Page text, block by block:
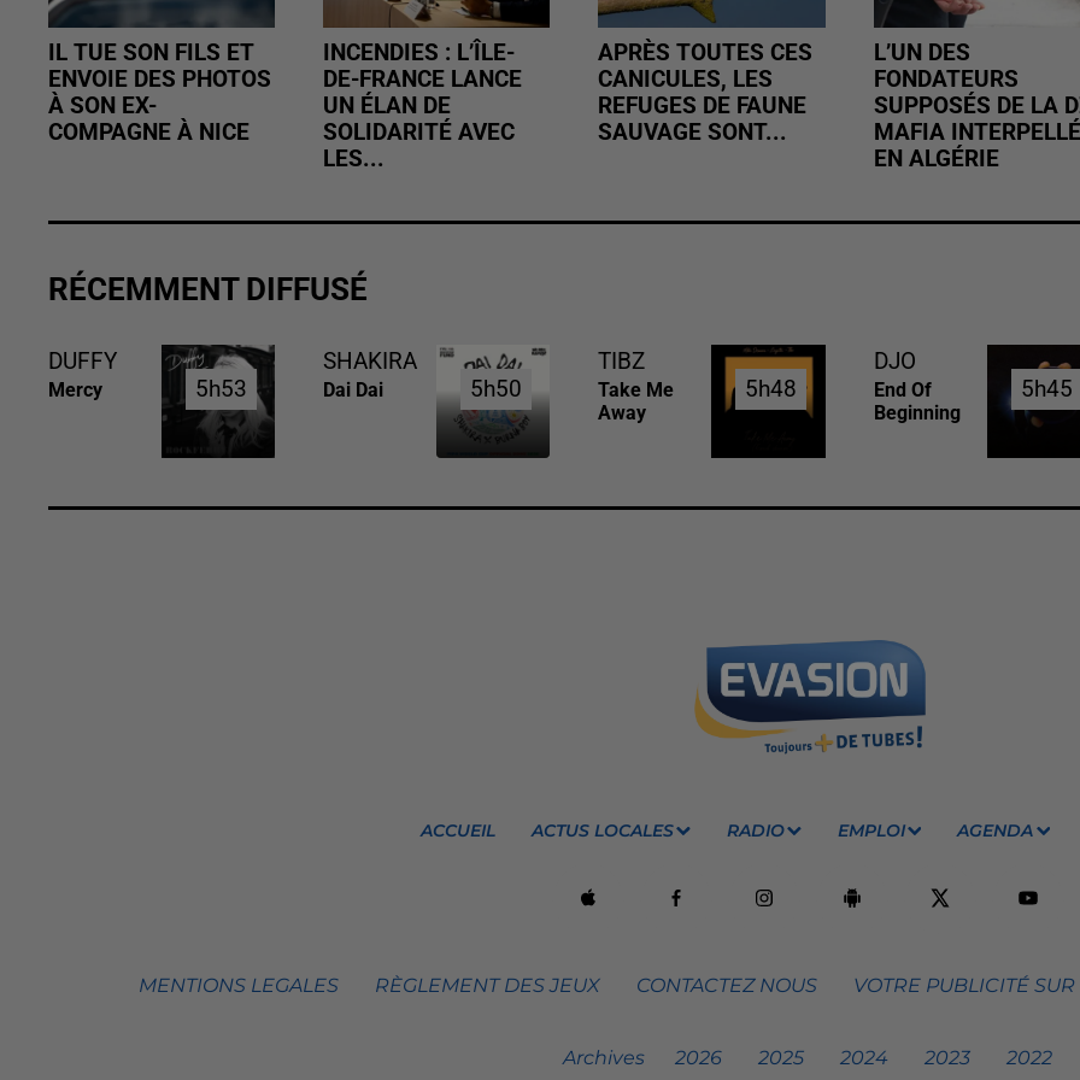
IL TUE SON FILS ET
ENVOIE DES PHOTOS
À SON EX-
COMPAGNE À NICE
INCENDIES : L’ÎLE-
DE-FRANCE LANCE
UN ÉLAN DE
SOLIDARITÉ AVEC
LES...
APRÈS TOUTES CES
CANICULES, LES
REFUGES DE FAUNE
SAUVAGE SONT...
L’UN DES
FONDATEURS
SUPPOSÉS DE LA
MAFIA INTERPELLÉ
EN ALGÉRIE
RÉCEMMENT DIFFUSÉ
DUFFY
Mercy 5h53
5h53
SHAKIRA
Dai Dai 5h50
5h50
TIBZ
Take Me
Away
5h48
5h48
DJO
End Of
Beginning
5h45
5h45
ACCUEIL ACTUS LOCALES RADIO EMPLOI AGENDA
MENTIONS LEGALES RÈGLEMENT DES JEUX CONTACTEZ NOUS VOTRE PUBLICITÉ
Archives 2026 2025 2024 2023 2022